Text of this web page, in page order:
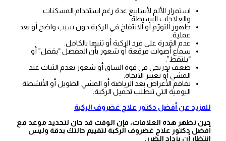
استمرار الألم لأسابيع عدة رغم استخدام المسكنات
والعلاجات البسيطة.
ظهور التورّم أو الانتفاخ في الركبة دون سبب واضح أو بعد
عملية.
عدم القدرة على فرد الركبة أو ثنيها بالكامل.
سماع أصوات فرقعة أو شعور بأن المفصل “يقفل” أو
“يلتقط”.
ضعف تدريجي في قوة الساق أو شعور بعدم الثبات عند
المشي أو تغيير الاتجاه.
تفاقم الأعراض بعد الرياضة أو المشي الطويل أو الأنشطة
اليومية التي تتطلب تحميل الركبة.
للمزيد عن أفضل دكتور علاج غضروف الركبة
حين تظهر هذه العلامات، فإن الوقت قد حان لتحديد موعد مع
أفضل دكتور علاج غضروف الركبة لتقييم حالتك بدقة وليس
انتظار أن يزداد الضرر.